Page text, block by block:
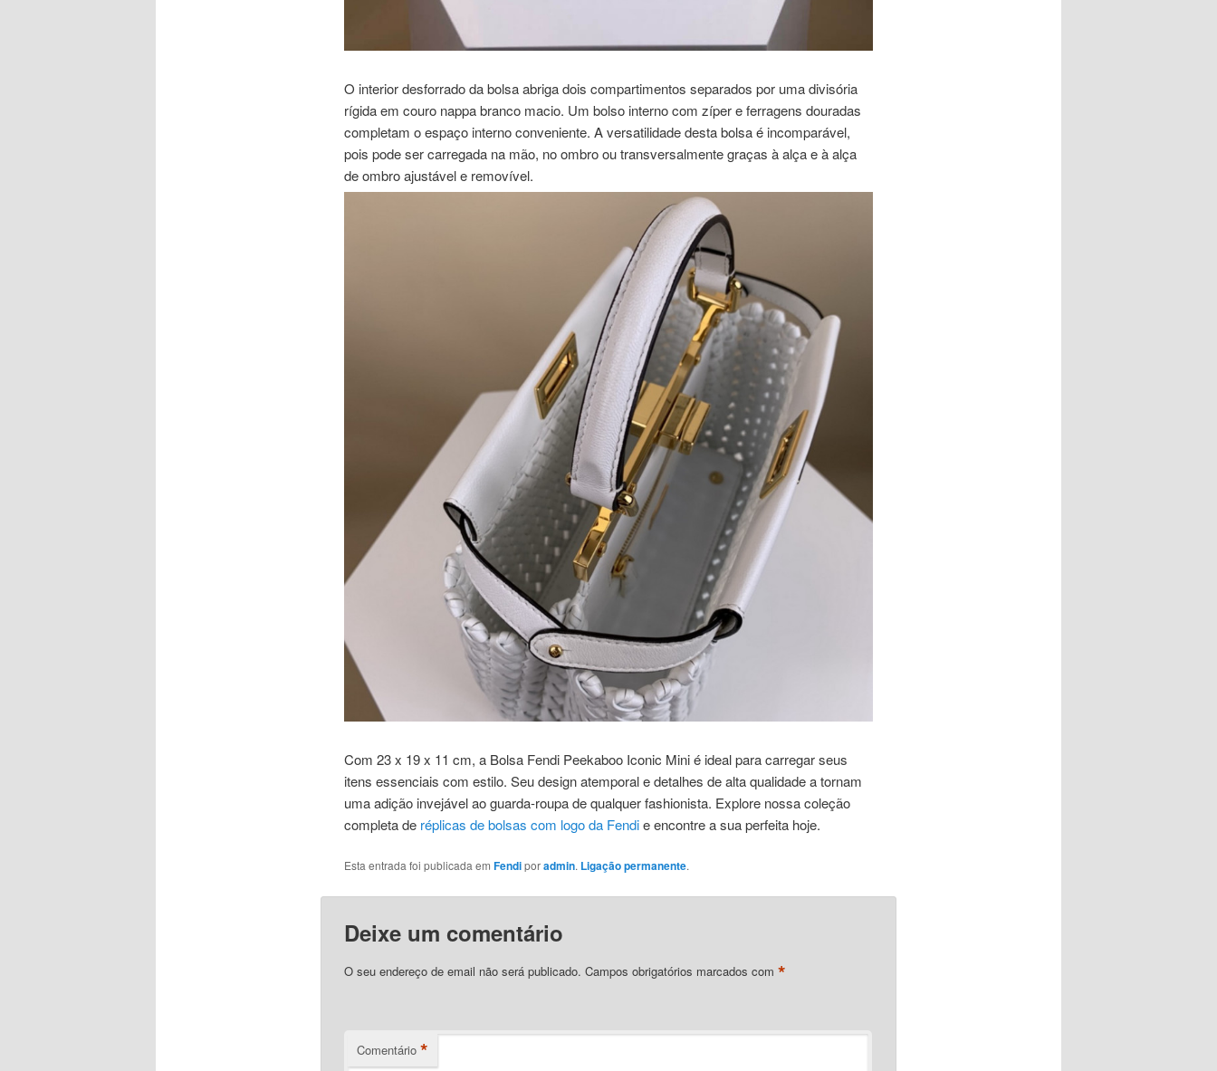
O interior desforrado da bolsa abriga dois compartimentos separados por uma divisória
rígida em couro nappa branco macio. Um bolso interno com zíper e ferragens douradas
completam o espaço interno conveniente. A versatilidade desta bolsa é incomparável,
pois pode ser carregada na mão, no ombro ou transversalmente graças à alça e à alça
de ombro ajustável e removível.
Com 23 x 19 x 11 cm, a Bolsa Fendi Peekaboo Iconic Mini é ideal para carregar seus
itens essenciais com estilo. Seu design atemporal e detalhes de alta qualidade a tornam
uma adição invejável ao guarda-roupa de qualquer fashionista. Explore nossa coleção
completa de réplicas de bolsas com logo da Fendie encontre a sua perfeita hoje.
Esta entrada foi publicada em Fendiporadmin. Ligação permanente.
Deixe um comentário
O seu endereço de email não será publicado. Campos obrigatórios marcados com *
Comentário *